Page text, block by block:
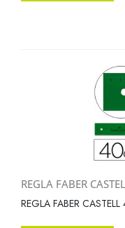
REGLA FABER
REGLA FABER